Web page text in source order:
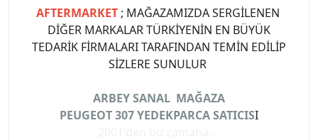
AFTERMARKET ; MAĞAZAMIZDA SERGİLENEN
DİĞER MARKALAR TÜRKİYENİN EN BÜYÜK
TEDARİK FİRMALARI TARAFINDAN TEMİN EDİLİP
SİZLERE SUNULUR
ARBEY SANAL MAĞAZA
PEUGEOT 307 YEDEKPARCA SATICISI